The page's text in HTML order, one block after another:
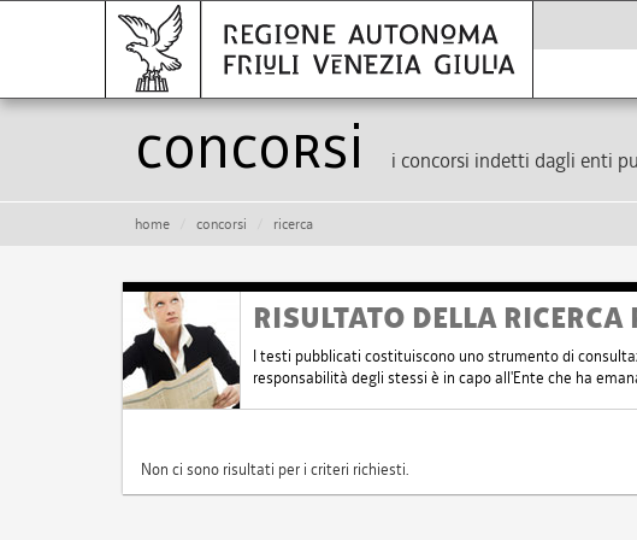
Concorsi i concorsi indetti dagli enti
home concorsi ricerca
RISULTATO DELLA
I testi pubblicati costituiscono uno strumento di
responsabilità degli stessi è in capo all'Ente che ha
Non ci sono risultati per i criteri richiesti.